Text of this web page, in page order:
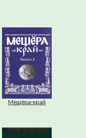
Мещёра-край